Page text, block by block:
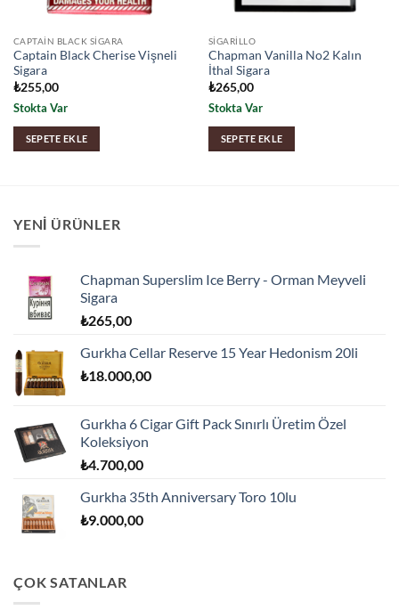
CAPTAIN BLACK SIGARA
Captain Black Cherise Vişneli
Sigara
₺255,00
Stokta Var
SEPETE EKLE
SIGARILLO
Chapman Vanilla No2 Kalın
İthal Sigara
₺265,00
Stokta Var
SEPETE EKLE
YENI ÜRÜNLER
Chapman Superslim Ice Berry - Orman Meyveli
Sigara
₺265,00
Gurkha Cellar Reserve 15 Year Hedonism 20li
₺18.000,00
Gurkha 6 Cigar Gift Pack Sınırlı Üretim Özel
Koleksiyon
₺4.700,00
Gurkha 35th Anniversary Toro 10lu
₺9.000,00
ÇOK SATANLAR